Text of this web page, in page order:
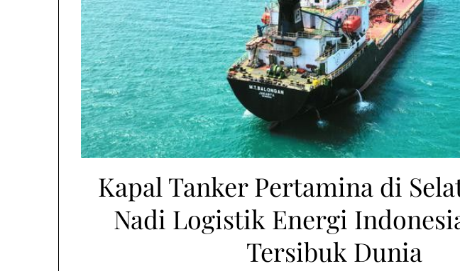
Kapal Tanker Pertamina di
Nadi Logistik Energi
Tersibuk Dunia